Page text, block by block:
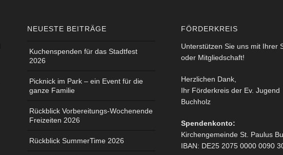
NEUESTE BEITRÄGE
Kuchenspenden für das Stadtfest
2026
Picknick im Park – ein Event für die
ganze Familie
Rückblick Vorbereitungs-Wochenende
Freizeiten 2026
Rückblick SummerTime 2026
FÖRDERKREIS
Unterstützen Sie uns mit Ihrer
oder Mitgliedschaft!
Herzlichen Dank,
Ihr Förderkreis der Ev. Jugend
Buchholz
Spendenkonto:
Kirchengemeinde St. Paulus
IBAN: DE25 2075 0000 0090